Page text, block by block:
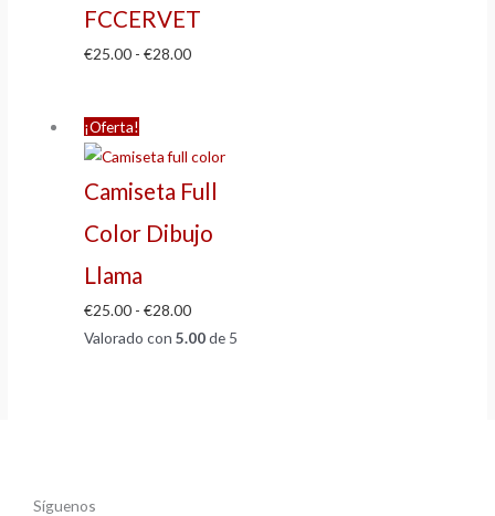
FCCERVET
€25.00 - €28.00
¡Oferta!
Camiseta Full
Color Dibujo
Llama
€25.00 - €28.00
Valorado con 5.00de 5
Síguenos